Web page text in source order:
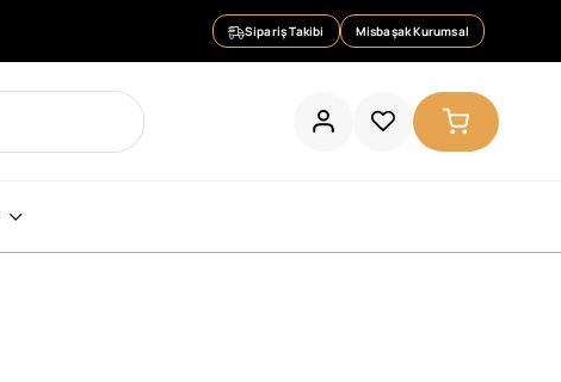
Sipariş Takibi Misbaşak Kurumsal